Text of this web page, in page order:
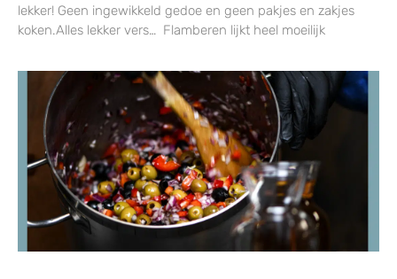
lekker! Geen ingewikkeld gedoe en geen pakjes en zakjes
koken.Alles lekker vers… Flamberen lijkt heel moeilijk